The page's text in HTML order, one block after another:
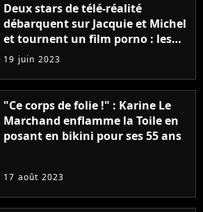
Deux stars de télé-réalité
débarquent sur Jacquie et Michel
et tournent un film porno : les
premières images du tournage
(exclu)
19 juin 2023
"Ce corps de folie !" : Karine Le
Marchand enflamme la Toile en
posant en bikini pour ses 55 ans
17 août 2023